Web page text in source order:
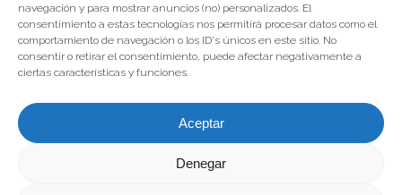
navegación y para mostrar anuncios (no) personalizados. El
consentimiento a estas tecnologías nos permitirá procesar datos como el
comportamiento de navegación o los ID's únicos en este sitio. No
consentir o retirar el consentimiento, puede afectar negativamente a
ciertas características y funciones.
Aceptar
Denegar
Política de privacidad
Nota Legal
Términos y condiciones